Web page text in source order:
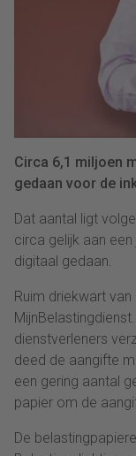
Circa 6,1 miljoen
gedaan voor de
Dat aantal ligt
circa gelijk aan
digitaal gedaan.
Ruim driekwart
dienstverleners
deed de aangifte
een gering aantal
papier om de
De